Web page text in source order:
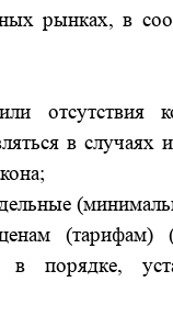
рынках, в
отсутствия
в случаях
(тарифам)
в порядке,